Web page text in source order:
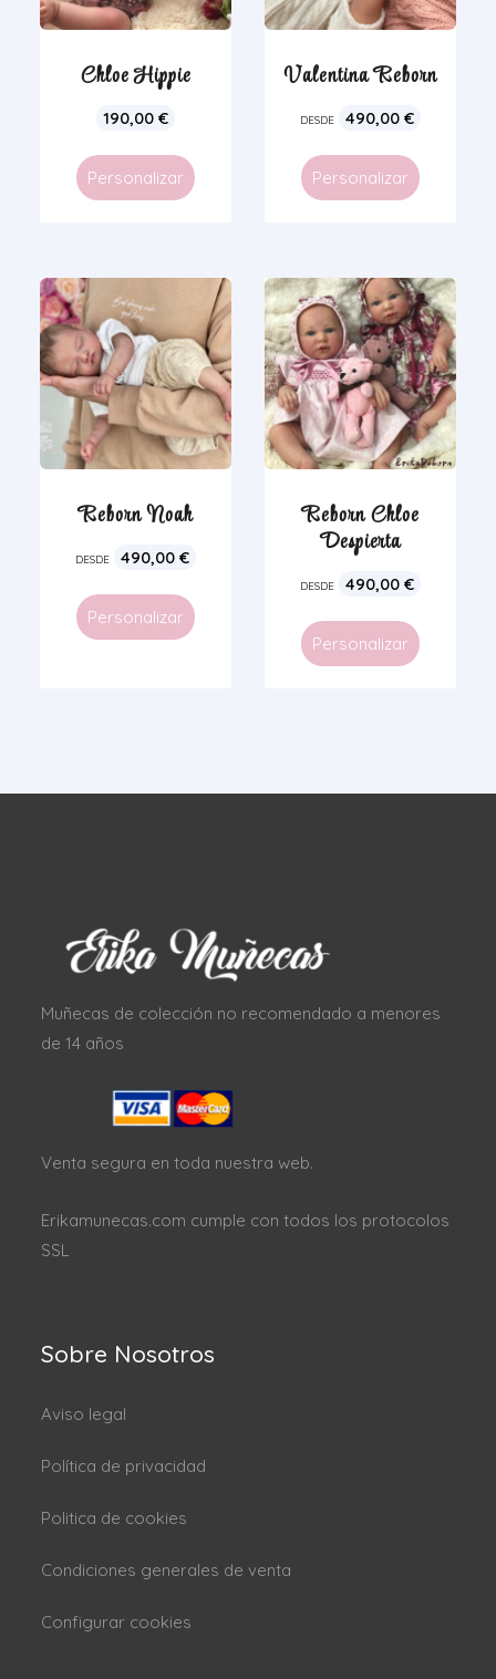
Chloe Hippie
190,00 €
Personalizar
Valentina Reborn
DESDE 490,00€
Personalizar
Reborn Noah
DESDE 490,00 €
Personalizar
Reborn Chloe
Despierta
DESDE 490,00€
Personalizar
Muñecas de colección no recomendado a menores
de 14 años
Venta segura en toda nuestra web.
Erikamunecas.com cumple con todos los protocolos
SSL
Sobre Nosotros
Aviso legal
Política de privacidad
Politica de cookies
Condiciones generales de venta
Configurar cookies